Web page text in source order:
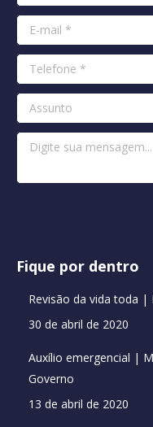
Fique por dentro
Revisão da vida toda |
30 de abril de 2020
Auxílio emergencial |
Governo
13 de abril de 2020